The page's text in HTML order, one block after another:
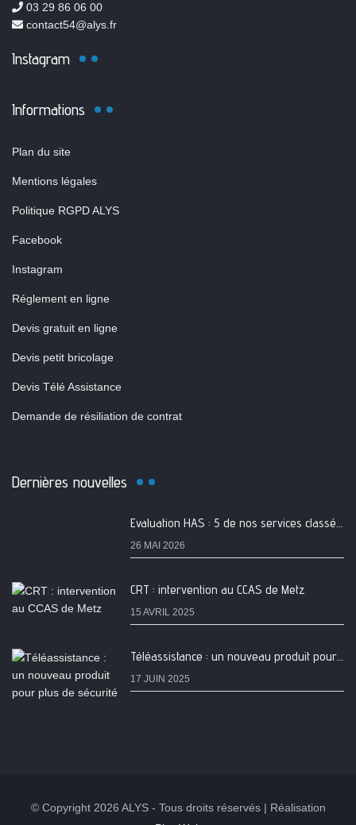
03 29 86 06 00
contact54@alys.fr
Instagram
Informations
Plan du site
Mentions légales
Politique RGPD ALYS
Facebook
Instagram
Réglement en ligne
Devis gratuit en ligne
Devis petit bricolage
Devis Télé Assistance
Demande de résiliation de contrat
Dernières nouvelles
Evaluation HAS : 5 de nos services classés A
26 MAI 2026
CRT : intervention au CCAS de Metz
15 AVRIL 2025
Téléassistance : un nouveau produit pour plus de sécurité
17 JUIN 2025
© Copyright 2026 ALYS - Tous droits réservés | Réalisation